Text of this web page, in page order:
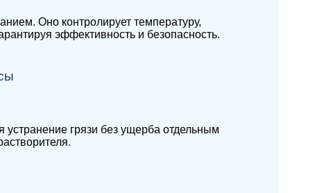
Оно контролирует температуру,
эффективность и безопасность.
устранение грязи без ущерба отдельным